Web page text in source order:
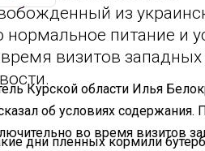
из
нормальное питание и
визитов
Курской области Илья
об условиях
во время визитов
дни пленных кормили